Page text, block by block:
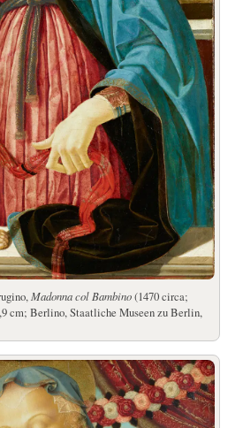
Madonna col Bambino(1470 circa;
cm; Berlino, Staatliche Museen zu Berlin,